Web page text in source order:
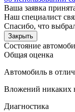
Ваша заявка
Наш специалист
Спасибо, что
Закрыть
Состояние
Общая оценка
Автомобиль в
Вложений никаких
Диагностика